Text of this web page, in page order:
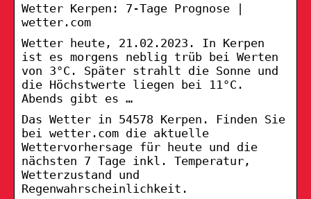
Wetter Kerpen: 7-Tage Prognose |
wetter.com
Wetter heute, 21.02.2023. In Kerpen
ist es morgens neblig trüb bei Werten
von 3°C. Später strahlt die Sonne und
die Höchstwerte liegen bei 11°C.
Abends gibt es …
Das Wetter in 54578 Kerpen. Finden Sie
bei wetter.com die aktuelle
Wettervorhersage für heute und die
nächsten 7 Tage inkl. Temperatur,
Wetterzustand und
Regenwahrscheinlichkeit.